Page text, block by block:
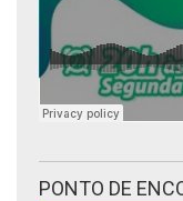
PONTO DE